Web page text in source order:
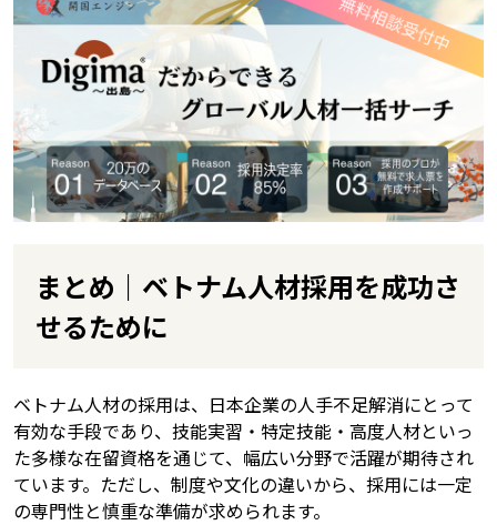
まとめ｜ベトナム人材採用を成功さ
せるために
ベトナム人材の採用は、日本企業の人手不足解消にとって
有効な手段であり、技能実習・特定技能・高度人材といっ
た多様な在留資格を通じて、幅広い分野で活躍が期待され
ています。ただし、制度や文化の違いから、採用には一定
の専門性と慎重な準備が求められます。